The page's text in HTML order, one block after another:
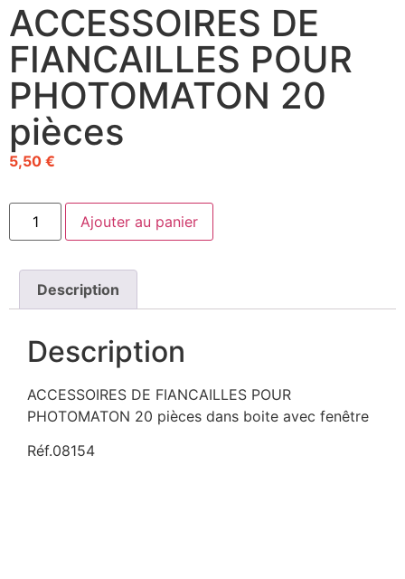
ACCESSOIRES DE
FIANCAILLES POUR
PHOTOMATON 20
pièces
5,50 €
Ajouter au panier
Description
Description
ACCESSOIRES DE FIANCAILLES POUR
PHOTOMATON 20 pièces dans boite avec fenêtre
Réf.08154